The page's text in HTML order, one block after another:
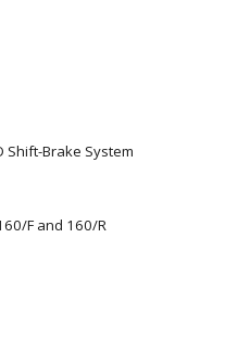
Shift-Brake System
F and 160/R